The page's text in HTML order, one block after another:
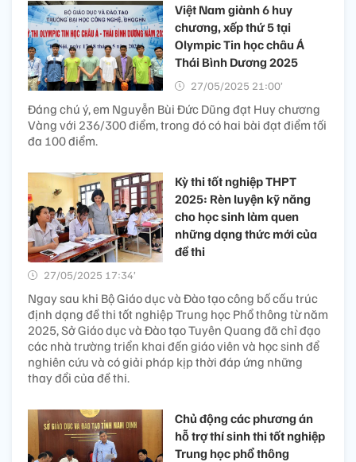
Việt Nam giành 6 huy
chương, xếp thứ 5 tại
Olympic Tin học châu Á
Thái Bình Dương 2025
27/05/2025 21:00’
Đáng chú ý, em Nguyễn Bùi Đức Dũng đạt Huy chương
Vàng với 236/300 điểm, trong đó có hai bài đạt điểm tối
đa 100 điểm.
Kỳ thi tốt nghiệp THPT
2025: Rèn luyện kỹ năng
cho học sinh làm quen
những dạng thức mới của
đề thi
27/05/2025 17:34’
Ngay sau khi Bộ Giáo dục và Đào tạo công bố cấu trúc
định dạng đề thi tốt nghiệp Trung học Phổ thông từ năm
2025, Sở Giáo dục và Đào tạo Tuyên Quang đã chỉ đạo
các nhà trường triển khai đến giáo viên và học sinh để
nghiên cứu và có giải pháp kịp thời đáp ứng những
thay đổi của đề thi.
Chủ động các phương án
hỗ trợ thí sinh thi tốt nghiệp
Trung học phổ thông